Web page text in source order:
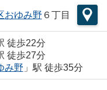
おゆみ野 ６丁目
徒歩22分
徒歩27分
み野 」駅 徒歩35分